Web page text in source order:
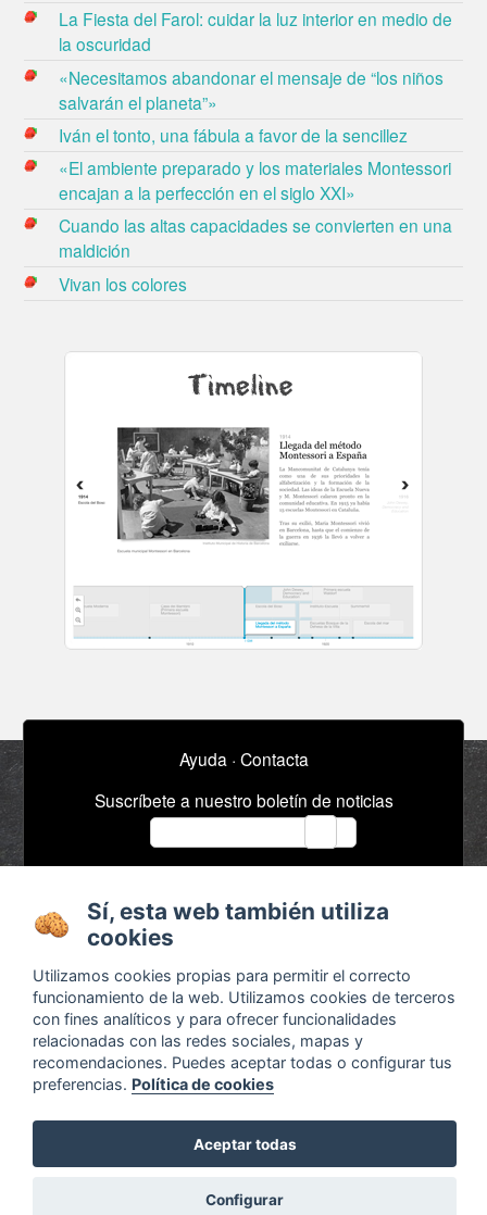
La Fiesta del Farol: cuidar la luz interior en medio de
la oscuridad
«Necesitamos abandonar el mensaje de “los niños
salvarán el planeta”»
Iván el tonto, una fábula a favor de la sencillez
«El ambiente preparado y los materiales Montessori
encajan a la perfección en el siglo XXI»
Cuando las altas capacidades se convierten en una
maldición
Vivan los colores
Ayuda · Contacta
Suscríbete a nuestro boletín de noticias
Acerca de
Términos y
condiciones
Configurar cookies
Agenda
Anuncios / Empleo
Bibliografía
Otra educación ya es posible
Sí, esta web también utiliza
cookies
Utilizamos cookies propias para permitir el correcto
funcionamiento de la web. Utilizamos cookies de terceros
con fines analíticos y para ofrecer funcionalidades
relacionadas con las redes sociales, mapas y
recomendaciones. Puedes aceptar todas o configurar tus
preferencias. Política de cookies
Aceptar todas
Configurar